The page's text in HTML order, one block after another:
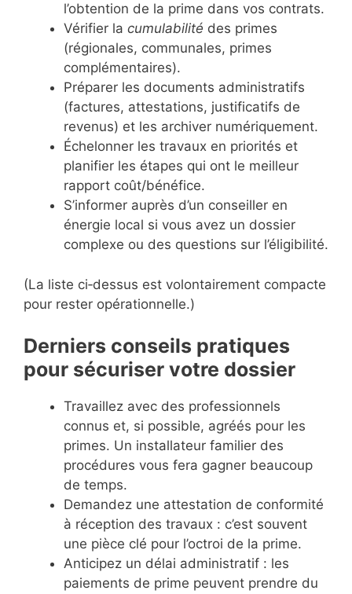
l’obtention de la prime dans vos contrats.
Vérifier la cumulabilité des primes
(régionales, communales, primes
complémentaires).
Préparer les documents administratifs
(factures, attestations, justificatifs de
revenus) et les archiver numériquement.
Échelonner les travaux en priorités et
planifier les étapes qui ont le meilleur
rapport coût/bénéfice.
S’informer auprès d’un conseiller en
énergie local si vous avez un dossier
complexe ou des questions sur l’éligibilité.
(La liste ci‑dessus est volontairement compacte
pour rester opérationnelle.)
Derniers conseils pratiques
pour sécuriser votre dossier
Travaillez avec des professionnels
connus et, si possible, agréés pour les
primes. Un installateur familier des
procédures vous fera gagner beaucoup
de temps.
Demandez une attestation de conformité
à réception des travaux : c’est souvent
une pièce clé pour l’octroi de la prime.
Anticipez un délai administratif : les
paiements de prime peuvent prendre du